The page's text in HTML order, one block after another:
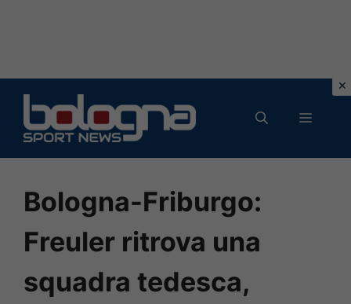
contenuto
MENU
Bologna-Friburgo:
Freuler ritrova una
squadra tedesca,